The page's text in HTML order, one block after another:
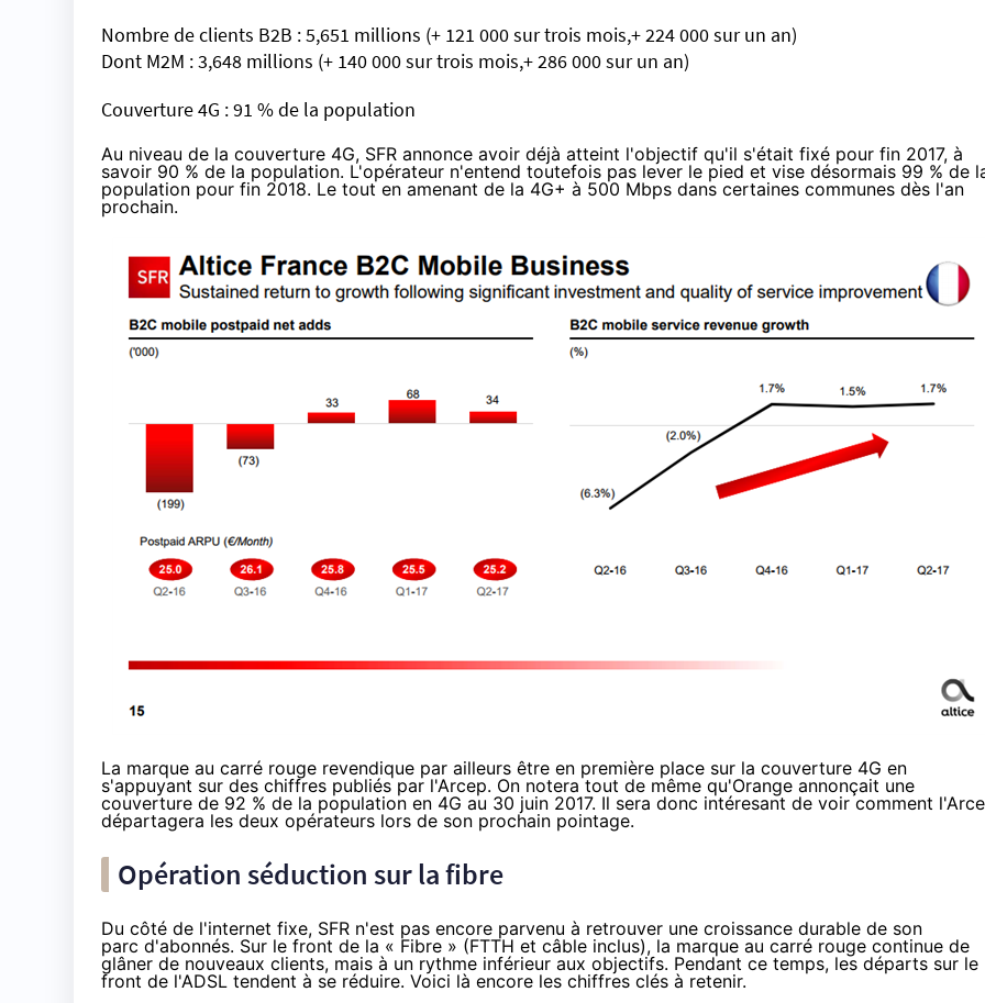
Nombre de clients B2B : 5,651 millions (+ 121 000 sur trois mois,+ 224 000 sur un an)
Dont M2M : 3,648 millions (+ 140 000 sur trois mois,+ 286 000 sur un an)
Couverture 4G : 91 % de la population
Au niveau de la couverture 4G, SFR annonce avoir déjà atteint l'objectif qu'il s'était fixé pour fin 2017, à
savoir 90 % de la population. L'opérateur n'entend toutefois pas lever le pied et vise désormais 99 % de
population pour fin 2018. Le tout en amenant de la 4G+ à 500 Mbps dans certaines communes dès l'an
prochain.
La marque au carré rouge revendique par ailleurs être en première place sur la couverture 4G en
s'appuyant sur des chiffres publiés par l'Arcep. On notera tout de même qu'Orange annonçait une
couverture de 92 % de la population en 4G au 30 juin 2017. Il sera donc intéresant de voir comment
départagera les deux opérateurs lors de son prochain pointage.
Opération séduction surla fibre
Du côté de l'internet fixe, SFR n'est pas encore parvenu à retrouver une croissance durable de son
parc d'abonnés. Sur le front de la « Fibre » (FTTH et câble inclus), la marque au carré rouge continue de
glâner de nouveaux clients, mais à un rythme inférieur aux objectifs. Pendant ce temps, les départs sur le
front de l'ADSL tendent à se réduire. Voici là encore les chiffres clés à retenir.